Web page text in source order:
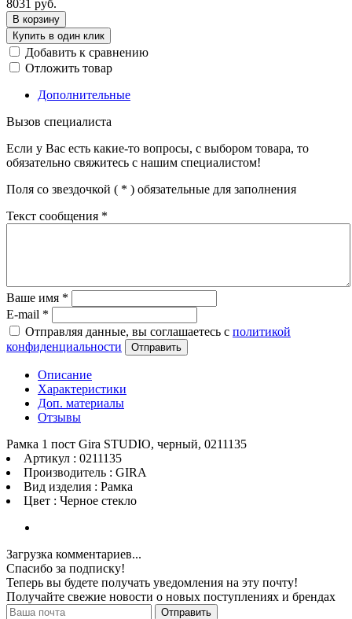
8031 руб.
В корзину
Купить в один клик
Добавить к сравнению
Отложить товар
Дополнительные
Вызов специалиста
Если у Вас есть какие-то вопросы, с выбором товара, то
обязательно свяжитесь с нашим специалистом!
Поля со звездочкой ( * ) обязательные для заполнения
Текст сообщения *
Ваше имя *
E-mail *
Отправляя данные, вы соглашаетесь с политикой
конфиденциальности
Отправить
Описание
Характеристики
Доп. материалы
Отзывы
Рамка 1 пост Gira STUDIO, черный, 0211135
Артикул : 0211135
Производитель : GIRA
Вид изделия : Рамка
Цвет : Черное стекло
Загрузка комментариев...
Спасибо за подписку!
Теперь вы будете получать уведомления на эту почту!
Получайте свежие новости о новых поступлениях и брендах
Отправить